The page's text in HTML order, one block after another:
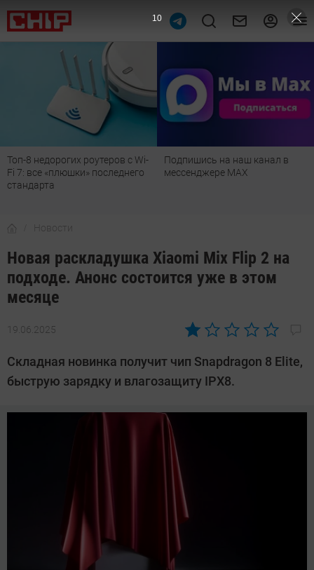
Топ-8 недорогих роутеров с Wi-
Fi 7: все «плюшки» последнего
стандарта
Подпишись на наш канал в
мессенджере МАХ
Новости
Новая раскладушка Xiaomi Mix Flip 2 на
подходе. Анонс состоится уже в этом
месяце
19.06.2025
Автор:
Довлатова
Складная новинка получит чип Snapdragon 8 Elite,
быструю зарядку и влагозащиту IPX8.
9